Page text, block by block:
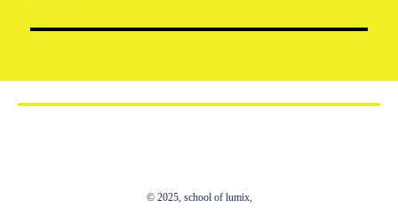
© 2025, school of lumix,